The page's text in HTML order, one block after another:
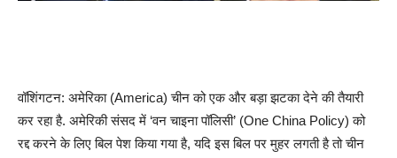
वॉशिंगटन: अमेरिका (America) चीन को एक और बड़ा झटका देने की तैयारी
कर रहा है. अमेरिकी संसद में ‘वन चाइना पॉलिसी’ (One China Policy) को
रद्द करने के लिए बिल पेश किया गया है, यदि इस बिल पर मुहर लगती है तो चीन